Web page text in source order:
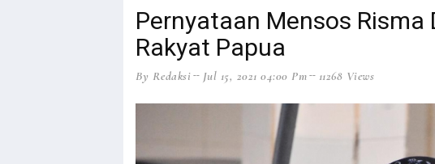
Pernyataan Mensos
Rakyat Papua
By Redaksi Jul 15, 2021 04:00 Pm 11268 Views